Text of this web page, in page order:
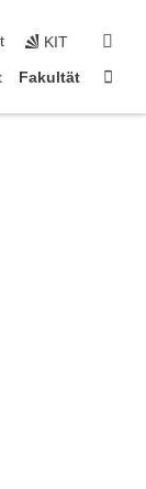
KIT
Fakultät